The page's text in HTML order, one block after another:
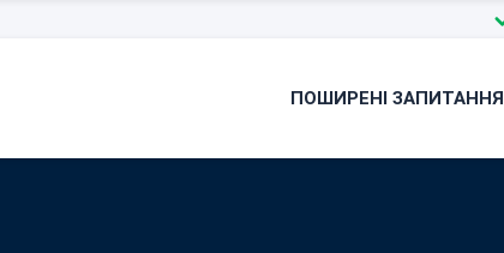
ПОШИРЕНІ ЗАПИТАННЯ